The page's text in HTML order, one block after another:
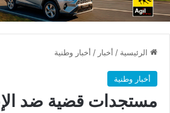
الرئيسية / أخبار / أخبار وطنية
أخبار وطنية
مستجدات قضية ضد